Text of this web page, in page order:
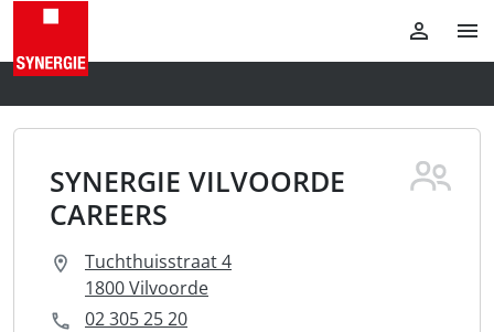
SYNERGIE VILVOORDE
CAREERS
Tuchthuisstraat 4
1800 Vilvoorde
02 305 25 20